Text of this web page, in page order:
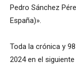
Pedro Sánchez
España)».
Toda la crónica y
2024 en el